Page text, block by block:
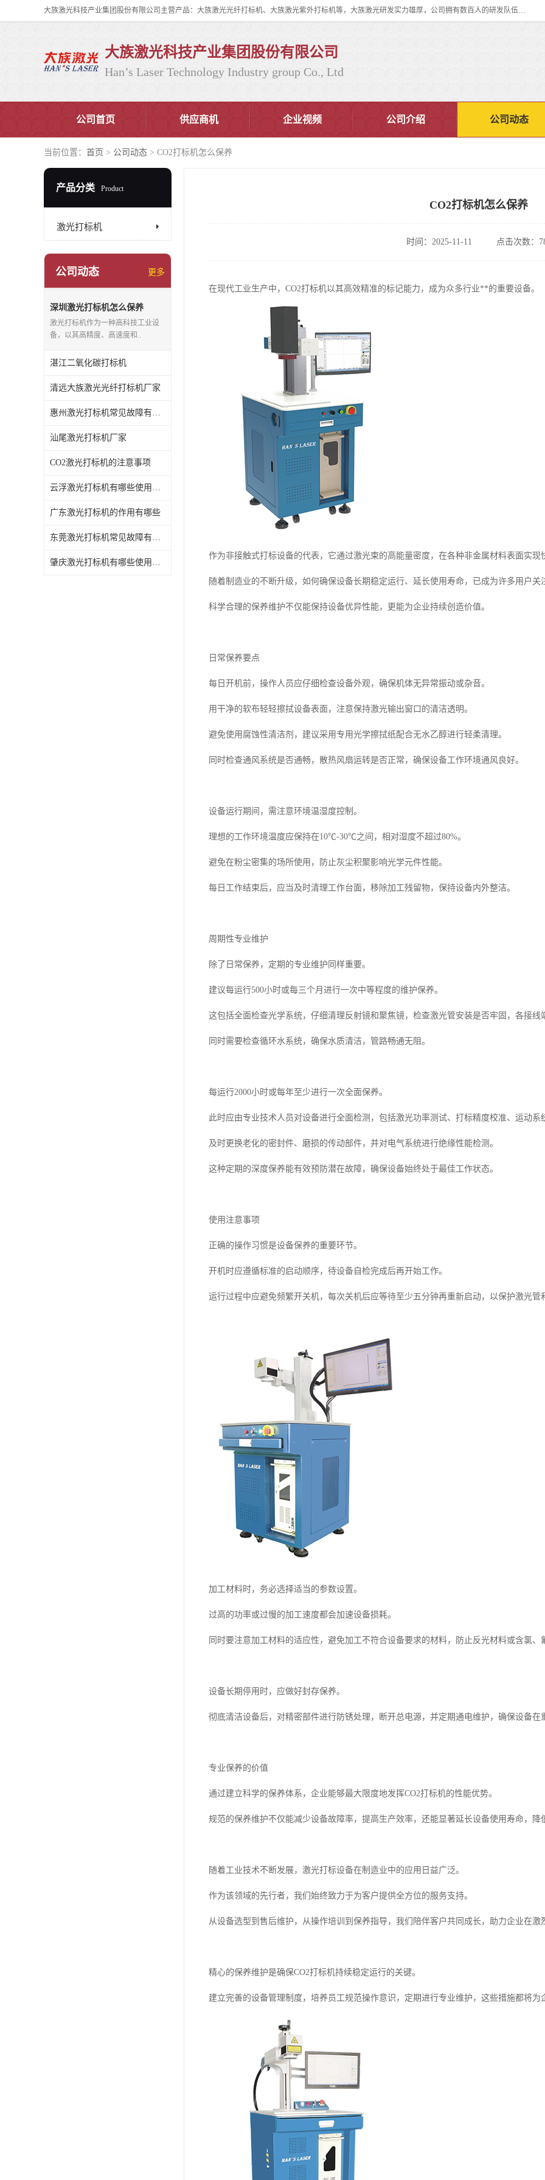
大族激光科技产业集团股份有限公司主营产品：大族激光光纤打标机、大族激光紫外打标机等，大族激光研发实力雄厚，公司拥有数百人的研发队伍，目前具有多项国际发明和国内、计算机软件着作权，多项核心技术处于国际成员之一水平，是世界上仅有的几家拥有"紫外激光"的公司之一。
大族激光科技产业集团股份有限公司
Han’s Laser Technology Industry group Co., Ltd
公司首页 供应商机 企业视频 公司介绍 公司动态
当前位置： 首页 > 公司动态 > CO2打标机怎么保养
产品分类 Product
激光打标机
公司动态 更多
深圳激光打标机怎么保养
激光打标机作为一种高科技工业设
备，以其高精度、高速度和..
湛江二氧化碳打标机
清远大族激光光纤打标机厂家
惠州激光打标机常见故障有哪些
汕尾激光打标机厂家
CO2激光打标机的注意事项
云浮激光打标机有哪些使用特点
广东激光打标机的作用有哪些
东莞激光打标机常见故障有哪些
肇庆激光打标机有哪些使用特点
CO2打标机怎么保养
时间：2025-11-11 点击次数：
在现代工业生产中，CO2打标机以其高效精准的标记能力，成为众多行业**的重要设备。
作为非接触式打标设备的代表，它通过激光束的高能量密度，在各种非金属材料表面实现
随着制造业的不断升级，如何确保设备长期稳定运行、延长使用寿命，已成为许多用户关
科学合理的保养维护不仅能保持设备优异性能，更能为企业持续创造价值。
日常保养要点
每日开机前，操作人员应仔细检查设备外观，确保机体无异常振动或杂音。
用干净的软布轻轻擦拭设备表面，注意保持激光输出窗口的清洁透明。
避免使用腐蚀性清洁剂，建议采用专用光学擦拭纸配合无水乙醇进行轻柔清理。
同时检查通风系统是否通畅，散热风扇运转是否正常，确保设备工作环境通风良好。
设备运行期间，需注意环境温湿度控制。
理想的工作环境温度应保持在10℃-30℃之间，相对湿度不超过80%。
避免在粉尘密集的场所使用，防止灰尘积聚影响光学元件性能。
每日工作结束后，应当及时清理工作台面，移除加工残留物，保持设备内外整洁。
周期性专业维护
除了日常保养，定期的专业维护同样重要。
建议每运行500小时或每三个月进行一次中等程度的维护保养。
这包括全面检查光学系统，仔细清理反射镜和聚焦镜，检查激光管安装是否牢固，各接线
同时需要检查循环水系统，确保水质清洁，管路畅通无阻。
每运行2000小时或每年至少进行一次全面保养。
此时应由专业技术人员对设备进行全面检测，包括激光功率测试、打标精度校准、运动系
及时更换老化的密封件、磨损的传动部件，并对电气系统进行绝缘性能检测。
这种定期的深度保养能有效预防潜在故障，确保设备始终处于最佳工作状态。
使用注意事项
正确的操作习惯是设备保养的重要环节。
开机时应遵循标准的启动顺序，待设备自检完成后再开始工作。
运行过程中应避免频繁开关机，每次关机后应等待至少五分钟再重新启动，以保护激光管
加工材料时，务必选择适当的参数设置。
过高的功率或过慢的加工速度都会加速设备损耗。
同时要注意加工材料的适应性，避免加工不符合设备要求的材料，防止反光材料或含氯、
设备长期停用时，应做好封存保养。
彻底清洁设备后，对精密部件进行防锈处理，断开总电源，并定期通电维护，确保设备在
专业保养的价值
通过建立科学的保养体系，企业能够最大限度地发挥CO2打标机的性能优势。
规范的保养维护不仅能减少设备故障率，提高生产效率，还能显著延长设备使用寿命，降
随着工业技术不断发展，激光打标设备在制造业中的应用日益广泛。
作为该领域的先行者，我们始终致力于为客户提供全方位的服务支持。
从设备选型到售后维护，从操作培训到保养指导，我们陪伴客户共同成长，助力企业在激
精心的保养维护是确保CO2打标机持续稳定运行的关键。
建立完善的设备管理制度，培养员工规范操作意识，定期进行专业维护，这些措施都将为